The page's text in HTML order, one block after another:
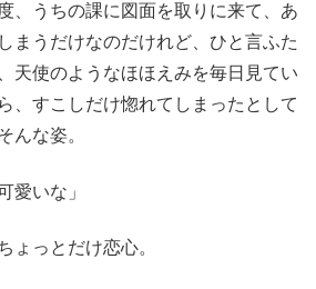
、うちの課に図面を取りに来て、あ
まうだけなのだけれど、ひと言ふた
天使のようなほほえみを毎日見てい
、すこしだけ惚れてしまったとして
んな姿。
愛いな」
ょっとだけ恋心。